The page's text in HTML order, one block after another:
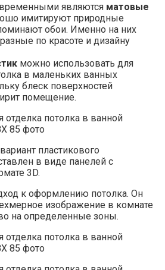
являются матовые
имитируют природные
обои. Именно на них
по красоте и дизайну
можно использовать для
в маленьких ванных
блеск поверхностей
помещение.
пластикового
в виде панелей с
3D.
к оформлению потолка. Он
изображение в комнате
на определенные зоны.